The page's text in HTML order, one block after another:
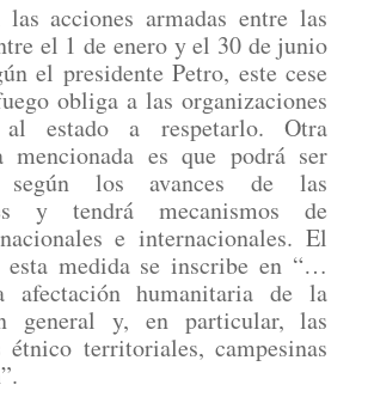
acciones armadas entre las
el 1 de enero y el 30 de junio
el presidente Petro, este cese
obliga a las organizaciones
estado a respetarlo. Otra
mencionada es que podrá ser
según los avances de las
y tendrá mecanismos de
e internacionales. El
esta medida se inscribe en “…
afectación humanitaria de la
general y, en particular, las
étnico territoriales, campesinas